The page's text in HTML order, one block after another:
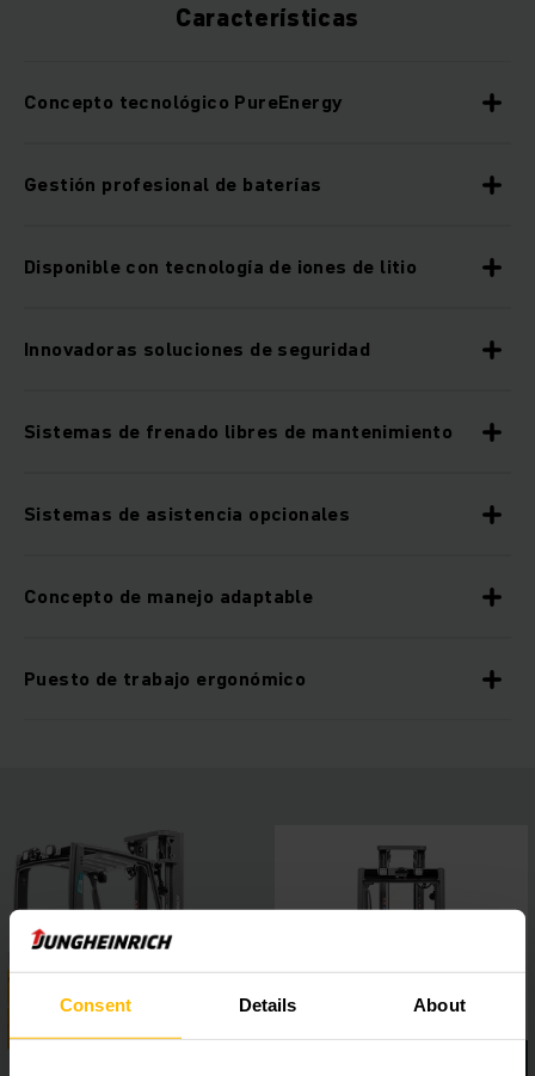
Consent Details About
Características
Concepto tecnológico PureEnergy
Gestión profesional de baterías
Disponible con tecnología de iones de litio
Innovadoras soluciones de seguridad
Sistemas de frenado libres de mantenimiento
Sistemas de asistencia opcionales
Concepto de manejo adaptable
Puesto de trabajo ergonómico